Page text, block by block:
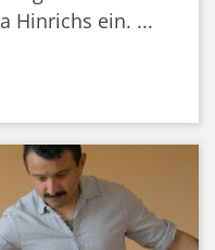
Hinrichs ein. ...